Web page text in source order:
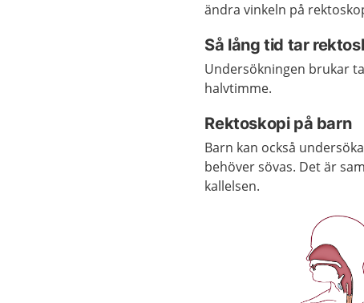
ändra vinkeln på
Så lång tid tar
Undersökningen brukar
halvtimme.
Rektoskopi på barn
Barn kan också
behöver sövas. Det är
kallelsen.